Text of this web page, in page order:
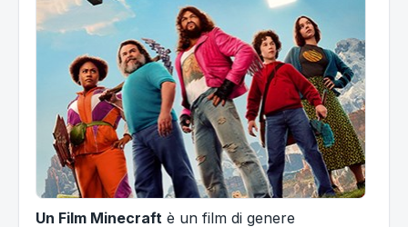
Un Film Minecraft è un film di genere